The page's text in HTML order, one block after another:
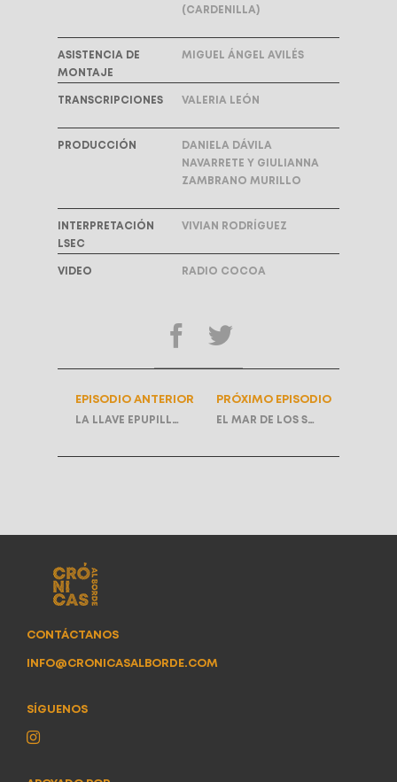
(CARDENILLA)
ASISTENCIA DE
MONTAJE
MIGUEL ÁNGEL AVILÉS
TRANSCRIPCIONES VALERIA LEÓN
PRODUCCIÓN
DANIELA DÁVILA
NAVARRETE Y GIULIANNA
ZAMBRANO MURILLO
INTERPRETACIÓN
LSEC
VIVIAN RODRÍGUEZ
VIDEO RADIO COCOA
EPISODIO ANTERIOR
LA LLAVE EPUPILLAN | T2E8
PRÓXIMO EPISODIO
EL MAR DE LOS SONIDOS SIN NOMBRE | T2E6
CONTÁCTANOS
INFO@CRONICASALBORDE.COM
SÍGUENOS